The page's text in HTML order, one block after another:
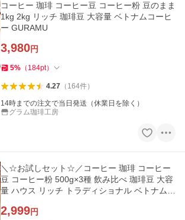
コーヒー 珈琲 コーヒー豆 コーヒー粉 豆のまま
1kg 2kg リッチ 珈琲豆 大容量 ベトナムコーヒ
ー GURAMU
3,980円
5% （ 184pt）
4.27（ 164件）
14時までの注文で当日発送（休業日を除く）
グラム珈琲工房
＼☆お試しセット☆／コーヒー 珈琲 コーヒー
豆 コーヒー粉 500g×3種 飲み比べ 珈琲豆 大容
量 ハウス リッチ トラディショナル ベトナムコ
2,999円